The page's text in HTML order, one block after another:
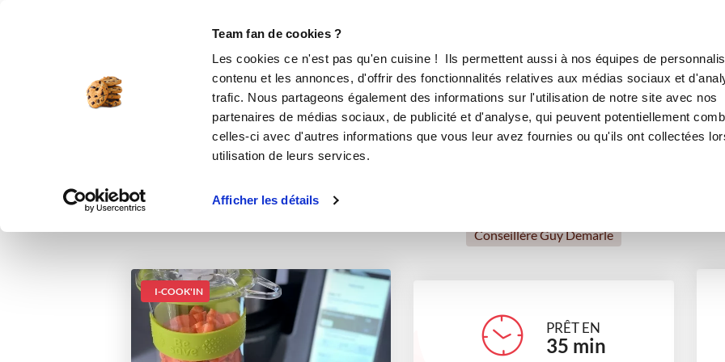
Team fan de cookies ?
Les cookies ce n'est pas qu'en cuisine ! Ils permettent aussi à nos équipes de
contenu et les annonces, d'offrir des fonctionnalités relatives aux médias sociaux et
trafic. Nous partageons également des informations sur l'utilisation de notre site avec nos
partenaires de médias sociaux, de publicité et d'analyse, qui peuvent potentiellement
celles-ci avec d'autres informations que vous leur avez fournies ou qu'ils ont collectées
utilisation de leurs services.
Afficher les détails
Soupe de légumes de saison (lisse et
soupes et crèmes Sans oeufs Végétarien Automne Recettes
Conseillère Guy Demarle
I-COOK'IN
PRÊT EN
35 min